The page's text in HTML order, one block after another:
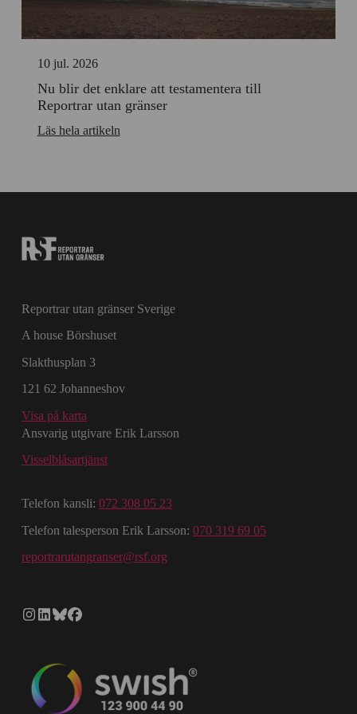
10 jul. 2026
Nu blir det enklare att testamentera till
Reportrar utan gränser
Läs hela artikeln
Reportrar utan gränser Sverige
A house Börshuset
Slakthusplan 3
121 62 Johanneshov
Visa på karta
Ansvarig utgivare Erik Larsson
Visselblåsartjänst
Telefon kansli: 072 308 05 23
Telefon talesperson Erik Larsson: 070 319 69 05
reportrarutangranser@rsf.org